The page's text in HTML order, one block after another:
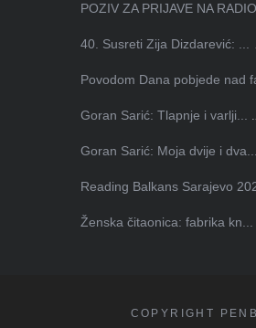
POZIV ZA PRIJAVE NA
40. Susreti Zija Dizdarević: ...
Povodom Dana pobjede nad
Goran Sarić: Tlapnje i varlji...
Goran Sarić: Moja dvije i dva...
Reading Balkans Sarajevo
Ženska čitaonica: fabrika kn...
COPYRIGHT